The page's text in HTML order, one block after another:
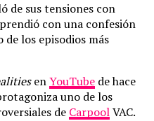
de sus tensiones con
con una confesión
los episodios más
enYouTube de hace
uno de los
de CarpoolVAC.